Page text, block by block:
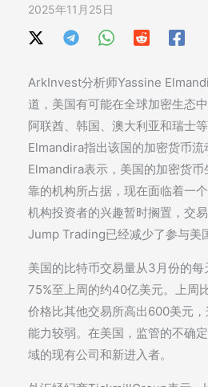
2025年11月25日
ArkInvest分析师Yassine
道，美国有可能在全球加密生态
阿联酋、韩国、澳大利亚和瑞士
Elmandira指出该国的加密货币流
Elmandira表示，美国的加密货
靠的机构所占据，现在面临着一
机构投资者的兴趣暂时搁置，交
Jump Trading已经减少了参与美
美国的比特币交易量从3月份的
75%至上周的约40亿美元。上周
价格比其他交易所高出600美元
能力较弱。在美国，监管的不确
域的现有公司和新进入者。